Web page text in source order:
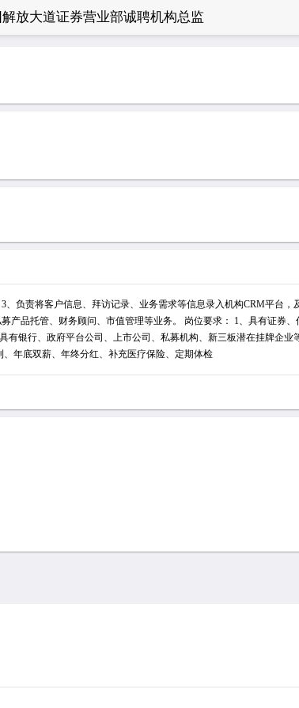
放大道证券营业部诚聘机构总监
负责将客户信息、拜访记录、业务需求等信息录入机构CRM平台
品托管、财务顾问、市值管理等业务。 岗位要求： 1、具有证券
银行、政府平台公司、上市公司、私募机构、新三板潜在挂牌企
年底双薪、年终分红、补充医疗保险、定期体检